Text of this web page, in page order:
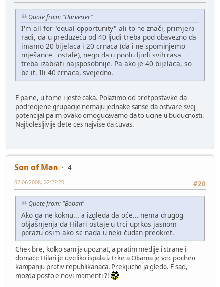
Quote from: "Harvester"
I'm all for "equal opportunity" ali to ne znači, primjera
radi, da u preduzeću od 40 ljudi treba pod obavezno da
imamo 20 bijelaca i 20 crnaca (da i ne spominjemo
mješance i ostale), nego da u poolu ljudi svih rasa
treba izabrati najsposobnije. Pa ako je 40 bijelaca, so
be it. Ili 40 crnaca, svejedno.
E pa ne, u tome i jeste caka. Polazimo od pretpostavke da
podredjene grupacije nemaju jednake sanse da ostvare svoj
potencijal pa im ovako omogucavamo da to ucine u buducnosti.
Najbolesljivije dete ces najvise da cuvas.
Son of Man
4
#20
02-06-2008, 22:27:20
Quote from: "Boban"
Ako ga ne koknu... a izgleda da oće... nema drugog
objašnjenja da Hilari ostaje u trci uprkos jasnom
porazu osim ako se nada u neki čudan preokret.
Chek bre, kolko sam ja upoznat, a pratim medije i strane i
domace Hilari je uveliko ispala iz trke a Obama je vec pocheo
kampanju protiv republikanaca. Prekjuche ja gledo. E sad,
mozda postoje novi momenti ?!